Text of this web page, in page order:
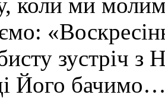
зустріч з
Його